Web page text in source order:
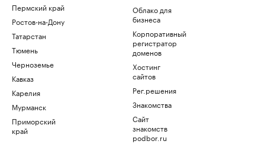
Пермский край
Ростов-на-Дону
Татарстан
Тюмень
Черноземье
Кавказ
Карелия
Мурманск
Приморский
край
Облако для
бизнеса
Корпоративный
регистратор
доменов
Хостинг
сайтов
Рег.решения
Знакомства
Сайт
знакомств
podbor.ru